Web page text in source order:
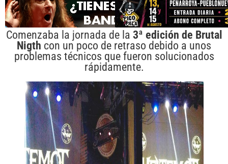
Comenzaba la jornada de la 3ª edición de Brutal
Nigth con un poco de retraso debido a unos
problemas técnicos que fueron solucionados
rápidamente.